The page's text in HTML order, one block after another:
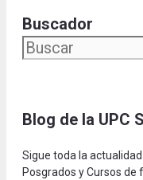
Buscador
Blog de la UPC
Sigue toda la
Posgrados y Cursos